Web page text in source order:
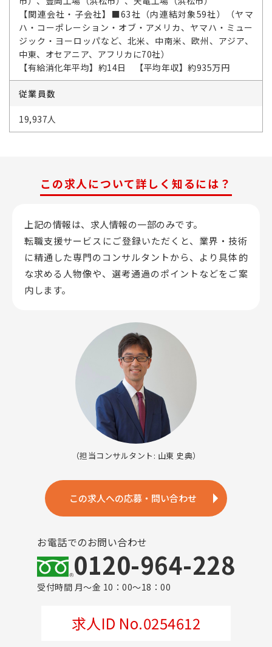
【関連会社・子会社】■63社（内連結対象59社）（ヤマ
ハ・コーポレーション・オブ・アメリカ、ヤマハ・ミュー
ジック・ヨーロッパなど、北米、中南米、欧州、アジア、
中東、オセアニア、アフリカに70社）
【有給消化年平均】約14日 【平均年収】約935万円
従業員数
19,937人
この求人について詳しく知るには？
上記の情報は、求人情報の一部のみです。
転職支援サービスにご登録いただくと、業界・技術
に精通した専門のコンサルタントから、 より具体的
な求める人物像や、選考通過のポイントなどをご案
内します。
（担当コンサルタント: 山東 史典）
この求人への応募・問い合わせ
お電話でのお問い合わせ
0120-964-228
受付時間 月～金 10：00～18：00
求人ID No.0254612